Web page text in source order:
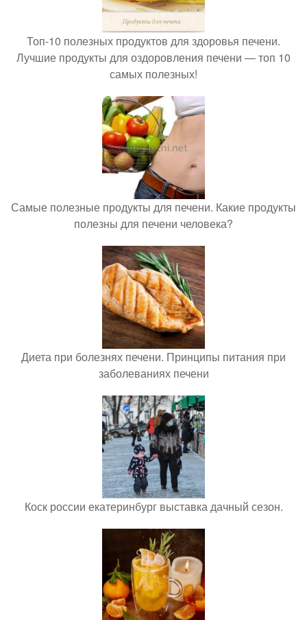
Топ-10 полезных продуктов для здоровья печени.
Лучшие продукты для оздоровления печени — топ 10
самых полезных!
Самые полезные продукты для печени. Какие продукты
полезны для печени человека?
Диета при болезнях печени. Принципы питания при
заболеваниях печени
Коск россии екатеринбург выставка дачный сезон.